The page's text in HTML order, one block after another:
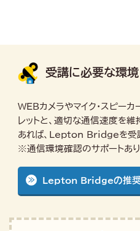
受講に必要な環境
WEBカメラやマイク・スピー
レットと、適切な通信速度を
あれば、Lepton Bridgeを受
※通信環境確認のサポートあり
Lepton Bridgeの推